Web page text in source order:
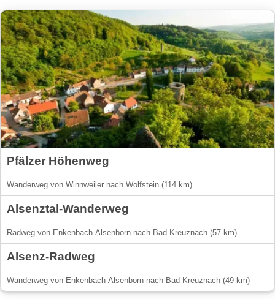
Pfälzer Höhenweg
Wanderweg von Winnweiler nach Wolfstein (114 km)
Alsenztal-Wanderweg
Radweg von Enkenbach-Alsenborn nach Bad Kreuznach (57 km)
Alsenz-Radweg
Wanderweg von Enkenbach-Alsenborn nach Bad Kreuznach (49 km)